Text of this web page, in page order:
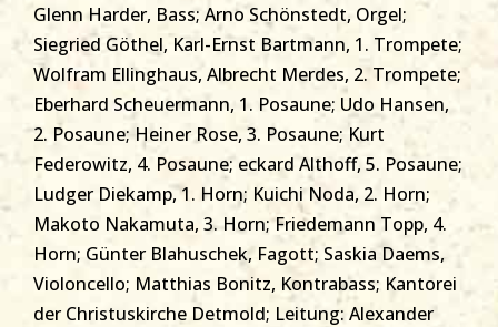
Glenn Harder, Bass; Arno Schönstedt, Orgel;
Siegried Göthel, Karl-Ernst Bartmann, 1. Trompete;
Wolfram Ellinghaus, Albrecht Merdes, 2. Trompete;
Eberhard Scheuermann, 1. Posaune; Udo Hansen,
2. Posaune; Heiner Rose, 3. Posaune; Kurt
Federowitz, 4. Posaune; eckard Althoff, 5. Posaune;
Ludger Diekamp, 1. Horn; Kuichi Noda, 2. Horn;
Makoto Nakamuta, 3. Horn; Friedemann Topp, 4.
Horn; Günter Blahuschek, Fagott; Saskia Daems,
Violoncello; Matthias Bonitz, Kontrabass; Kantorei
der Christuskirche Detmold; Leitung: Alexander